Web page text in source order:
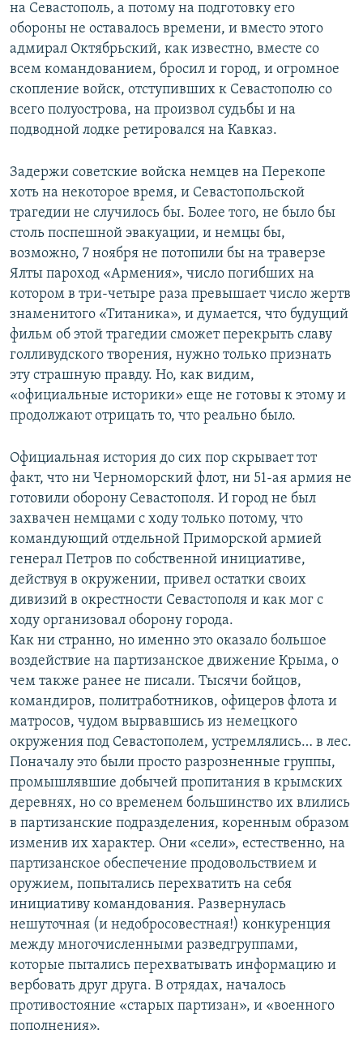
на Севастополь, а потому на подготовку его
обороны не оставалось времени, и вместо этого
адмирал Октябрьский, как известно, вместе со
всем командованием, бросил и город, и огромное
скопление войск, отступивших к Севастополю со
всего полуострова, на произвол судьбы и на
подводной лодке ретировался на Кавказ.
Задержи советские войска немцев на Перекопе
хоть на некоторое время, и Севастопольской
трагедии не случилось бы. Более того, не было бы
столь поспешной эвакуации, и немцы бы,
возможно, 7 ноября не потопили бы на траверзе
Ялты пароход «Армения», число погибших на
котором в три-четыре раза превышает число жертв
знаменитого «Титаника», и думается, что будущий
фильм об этой трагедии сможет перекрыть славу
голливудского творения, нужно только признать
эту страшную правду. Но, как видим,
«официальные историки» еще не готовы к этому и
продолжают отрицать то, что реально было.
Официальная история до сих пор скрывает тот
факт, что ни Черноморский флот, ни 51-ая армия не
готовили оборону Севастополя. И город не был
захвачен немцами с ходу только потому, что
командующий отдельной Приморской армией
генерал Петров по собственной инициативе,
действуя в окружении, привел остатки своих
дивизий в окрестности Севастополя и как мог с
ходу организовал оборону города.
Как ни странно, но именно это оказало большое
воздействие на партизанское движение Крыма, о
чем также ранее не писали. Тысячи бойцов,
командиров, политработников, офицеров флота и
матросов, чудом вырвавшись из немецкого
окружения под Севастополем, устремлялись… в лес.
Поначалу это были просто разрозненные группы,
промышлявшие добычей пропитания в крымских
деревнях, но со временем большинство их влились
в партизанские подразделения, коренным образом
изменив их характер. Они «сели», естественно, на
партизанское обеспечение продовольствием и
оружием, попытались перехватить на себя
инициативу командования. Развернулась
нешуточная (и недобросовестная!) конкуренция
между многочисленными разведгруппами,
которые пытались перехватывать информацию и
вербовать друг друга. В отрядах, началось
противостояние «старых партизан», и «военного
пополнения».